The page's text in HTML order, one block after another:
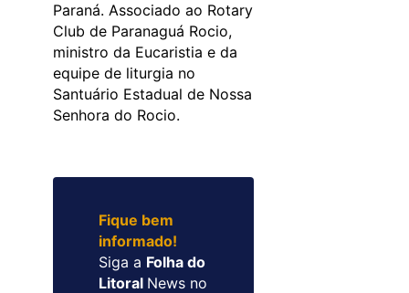
Paraná. Associado ao Rotary
Club de Paranaguá Rocio,
ministro da Eucaristia e da
equipe de liturgia no
Santuário Estadual de Nossa
Senhora do Rocio.
Fique bem
informado!
Siga a Folha do
Litoral News no